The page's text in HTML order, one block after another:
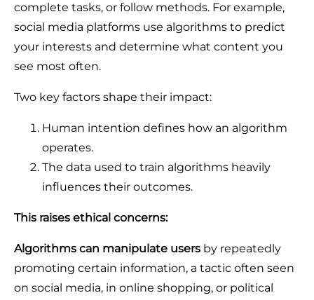
complete tasks, or follow methods. For example,
social media platforms use algorithms to predict
your interests and determine what content you
see most often.
Two key factors shape their impact:
Human intention defines how an algorithm
operates.
The data used to train algorithms heavily
influences their outcomes.
This raises ethical concerns:
Algorithms can manipulate users by repeatedly
promoting certain information, a tactic often seen
on social media, in online shopping, or political